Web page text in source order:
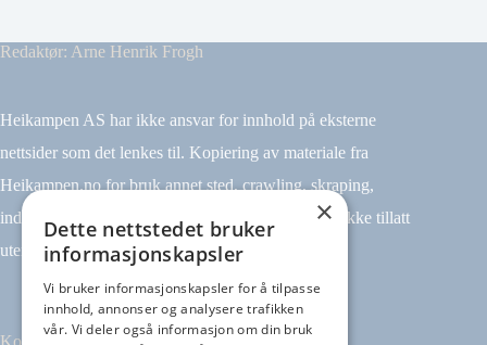
Redaktør: Arne Henrik Frogh
Heikampen AS har ikke ansvar for innhold på eksterne
nettsider som det lenkes til. Kopiering av materiale fra
Heikampen.no for bruk annet sted, crawling, skraping,
indeksering (for eksempel tekst og datamining) er ikke tillatt
uten avtale.
×
Dette nettstedet bruker
informasjonskapsler
Vi bruker informasjonskapsler for å tilpasse
innhold, annonser og analysere trafikken
vår. Vi deler også informasjon om din bruk